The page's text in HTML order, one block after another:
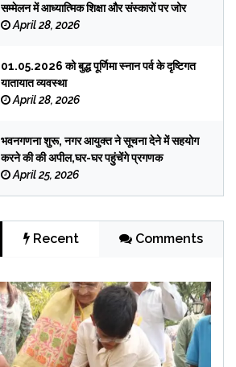
सम्मेलन में आध्यात्मिक शिक्षा और संस्कारों पर जोर
April 28, 2026
01.05.2026 को बुद्ध पूर्णिमा स्नान पर्व के दृष्टिगत
यातायात व्यवस्था
April 28, 2026
भवनगणना शुरू, नगर आयुक्त ने सूचना देने में सहयोग
करने की की अपील,घर-घर पहुंचेंगे प्रगणक
April 25, 2026
Recent Comments